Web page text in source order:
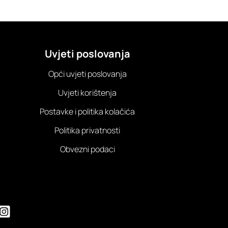
Uvjeti poslovanja
Opći uvjeti poslovanja
Uvjeti korištenja
Postavke i politika kolačića
Politika privatnosti
Obvezni podaci